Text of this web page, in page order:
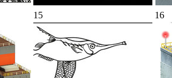
15 16